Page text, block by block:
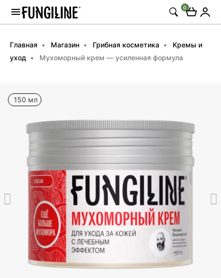
0
Главная Магазин Грибная косметика
Кремы и
уход
Мухоморный крем — усиленная формула
150 мл